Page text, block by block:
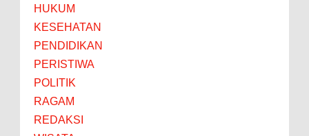
HUKUM
KESEHATAN
PENDIDIKAN
PERISTIWA
POLITIK
RAGAM
REDAKSI